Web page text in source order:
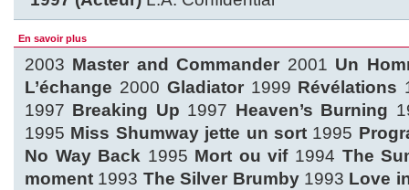
En savoir plus
2003 Master and Commander 2001 Un
L’échange 2000 Gladiator1999 Révélations
1997 Breaking Up 1997 Heaven’s Burning
1995 Miss Shumway jette un sort 1995
No Way Back 1995 Mort ou vif1994 The
moment 1993 The Silver Brumby1993 Love